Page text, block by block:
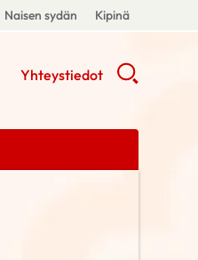
Naisen sydän Kipinä
Yhteystiedot